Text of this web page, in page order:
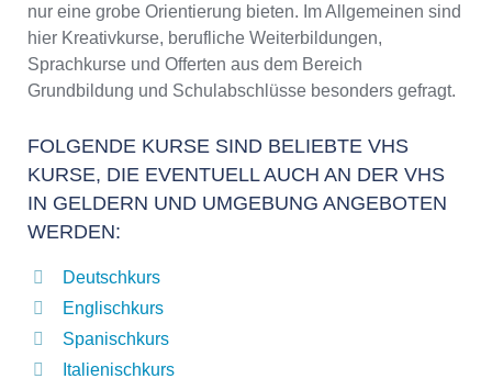
nur eine grobe Orientierung bieten. Im Allgemeinen sind
hier Kreativkurse, berufliche Weiterbildungen,
Sprachkurse und Offerten aus dem Bereich
Grundbildung und Schulabschlüsse besonders gefragt.
FOLGENDE KURSE SIND BELIEBTE VHS
KURSE, DIE EVENTUELL AUCH AN DER VHS
IN GELDERN UND UMGEBUNG ANGEBOTEN
WERDEN:
Deutschkurs
Englischkurs
Spanischkurs
Italienischkurs